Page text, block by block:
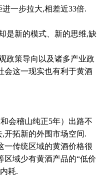
一步拉大,相差近33倍.
新的模式、新的思维,缺
策导向以及诸多产业政
会这一现实也有利于黄酒
会稽山纯正5年）出路不
开拓新的外围市场空间.
传统区域的黄酒价格很
区域少有黄酒产品的“低价
耗.